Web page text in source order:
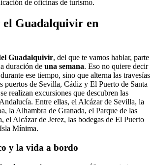
de oficinas de turismo.
Guadalquivir en
Guadalquivir, del que te vamos hablar, parte
duración de una semana. Eso no quiere decir
ese tiempo, sino que alterna las travesías
puertos de Sevilla, Cádiz y El Puerto de Santa
realizan excursiones que descubren las
Entre ellas, el Alcázar de Sevilla, la
la Alhambra de Granada, el Parque de las
el Alcázar de Jerez, las bodegas de El Puerto
Mínima.
y la vida a bordo